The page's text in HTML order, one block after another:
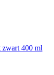
zwart 400 ml